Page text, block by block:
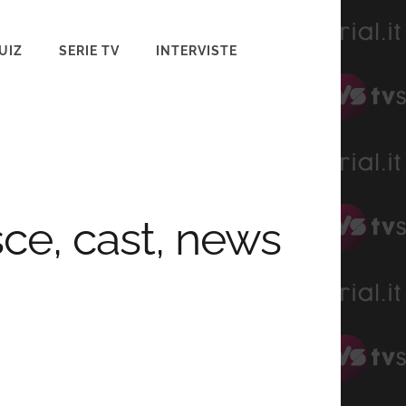
SERIE TV INTERVISTE
cast, news